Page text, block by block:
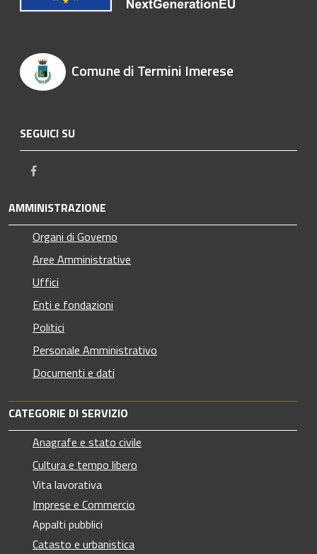
Comune di Termini Imerese
SEGUICI SU
AMMINISTRAZIONE
Organi di Governo
Aree Amministrative
Uffici
Enti e fondazioni
Politici
Personale Amministrativo
Documenti e dati
CATEGORIE DI SERVIZIO
Anagrafe e stato civile
Cultura e tempo libero
Vita lavorativa
Imprese e Commercio
Appalti pubblici
Catasto e urbanistica